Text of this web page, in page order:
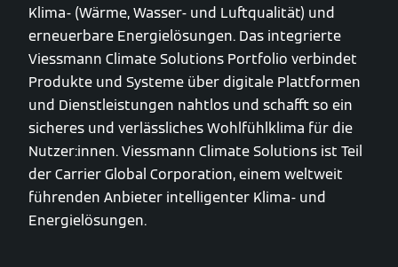
Klima- (Wärme, Wasser- und Luftqualität) und
erneuerbare Energielösungen. Das integrierte
Viessmann Climate Solutions Portfolio verbindet
Produkte und Systeme über digitale Plattformen
und Dienstleistungen nahtlos und schafft so ein
sicheres und verlässliches Wohlfühlklima für die
Nutzer:innen. Viessmann Climate Solutions ist Teil
der Carrier Global Corporation, einem weltweit
führenden Anbieter intelligenter Klima- und
Energielösungen.